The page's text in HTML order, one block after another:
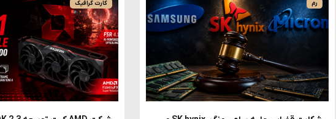
رم کارت گرافیک